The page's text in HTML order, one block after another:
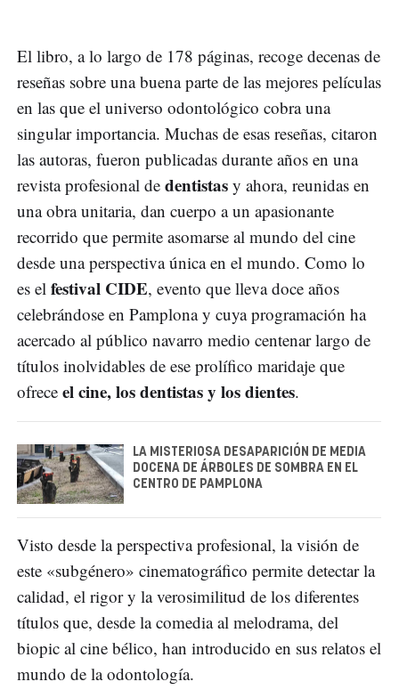
El libro, a lo largo de 178 páginas, recoge decenas de
reseñas sobre una buena parte de las mejores películas
en las que el universo odontológico cobra una
singular importancia. Muchas de esas reseñas, citaron
las autoras, fueron publicadas durante años en una
revista profesional de dentistas y ahora, reunidas en
una obra unitaria, dan cuerpo a un apasionante
recorrido que permite asomarse al mundo del cine
desde una perspectiva única en el mundo. Como lo
es el festival CIDE, evento que lleva doce años
celebrándose en Pamplona y cuya programación ha
acercado al público navarro medio centenar largo de
títulos inolvidables de ese prolífico maridaje que
ofrece el cine, los dentistas y los dientes.
LA MISTERIOSA DESAPARICIÓN DE MEDIA
DOCENA DE ÁRBOLES DE SOMBRA EN EL
CENTRO DE PAMPLONA
Visto desde la perspectiva profesional, la visión de
este «subgénero» cinematográfico permite detectar la
calidad, el rigor y la verosimilitud de los diferentes
títulos que, desde la comedia al melodrama, del
biopic al cine bélico, han introducido en sus relatos el
mundo de la odontología.